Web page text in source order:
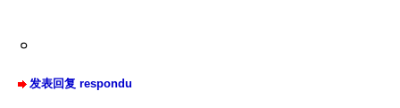
。
发表回复 respondu